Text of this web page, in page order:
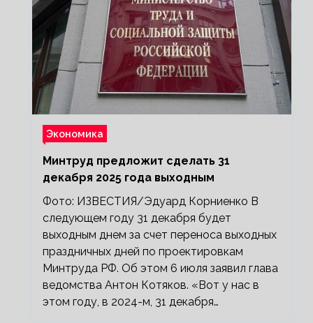
Экономика
Минтруд предложит сделать 31
декабря 2025 года выходным
Фото: ИЗВЕСТИЯ/Эдуард Корниенко В
следующем году 31 декабря будет
выходным днем за счет переноса выходных
праздничных дней по проектировкам
Минтруда РФ. Об этом 6 июля заявил глава
ведомства Антон Котяков. «Вот у нас в
этом году, в 2024-м, 31 декабря…